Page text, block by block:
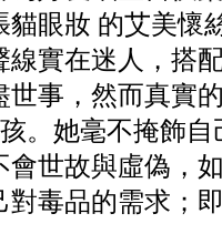
貓眼妝 的艾美懷
線實在迷人，搭
世事，然而真實
孩。她毫不掩飾
世故與虛偽，
毒品的需求；